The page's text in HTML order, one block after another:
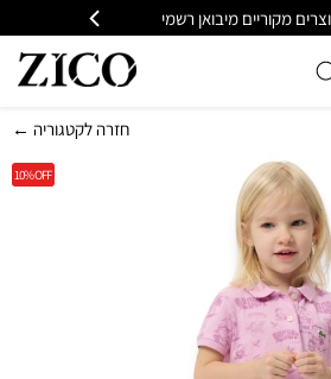
משלוח מהיר עד הבית חינם בקנייה מעל 399
← חזרה לקטגוריה
10%OFF